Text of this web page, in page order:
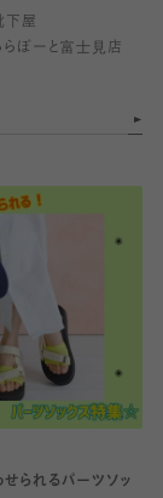
下屋
らぽーと富士見店
られるパーツソッ